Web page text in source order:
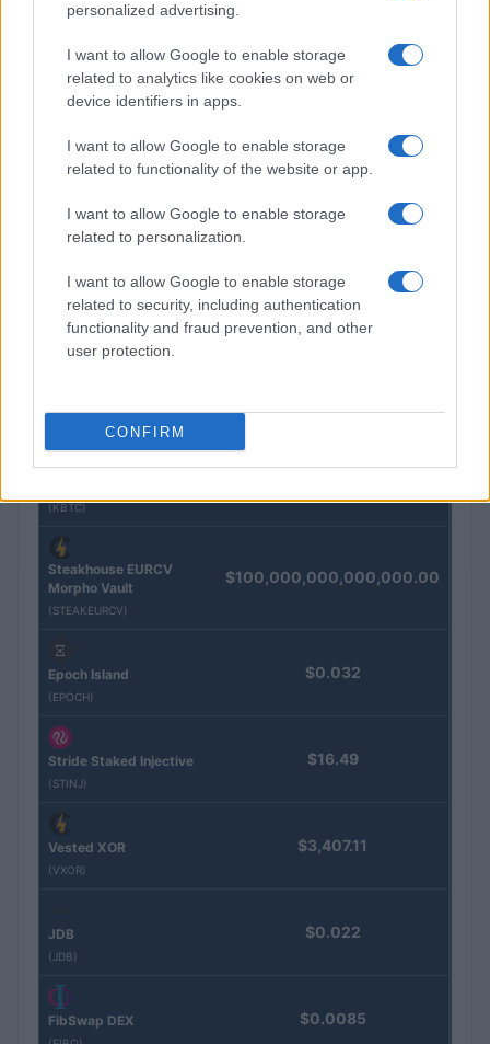
personalized advertising.
I want to allow Google to enable storage
related to analytics like cookies on web or
device identifiers in apps.
I want to allow Google to enable storage
related to functionality of the website or app.
I want to allow Google to enable storage
related to personalization.
I want to allow Google to enable storage
related to security, including authentication
functionality and fraud prevention, and other
user protection.
CONFIRM
Petrolio in calo: Brent a 91,82$, ribassi a due cifre per greggio
QUOTAZIONI CRYPTO
Nome Prezzo
Eureka Bridged PAX
Kinza Babylon Staked
(KBTC)
$83,270.00
Steakhouse EURCV
Morpho Vault
(STEAKEURCV)
$100,000,000,000,000.00
Epoch Island
(EPOCH)
$0.032
Stride Staked Injective
(STINJ)
$16.49
Vested XOR
(VXOR)
$3,407.11
JDB
(JDB)
$0.022
FibSwap DEX $0.0085